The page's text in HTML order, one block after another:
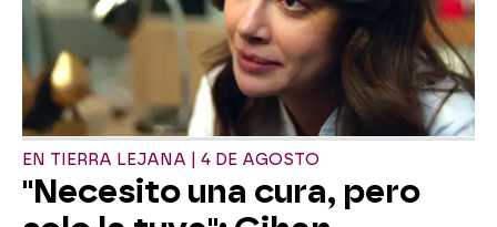
EN TIERRA LEJANA | 4 DE AGOSTO
"Necesito una cura, pero